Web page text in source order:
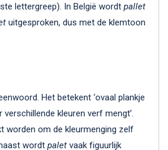
lettergreep). In België wordt pallet
uitgesproken, dus met de klemtoon
Het betekent ‘ovaal plankje
kleuren verf mengt’.
worden om de kleurmenging zelf
wordt palet vaak figuurlijk